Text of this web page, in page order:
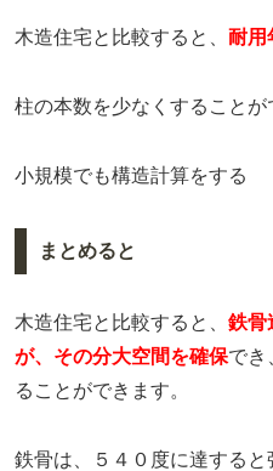
木造住宅と比較すると、 耐用
柱の本数を少なくすることが
小規模でも構造計算をする
まとめると
木造住宅と比較すると、 鉄骨
が、その分大空間を確保でき
ることができます。
鉄骨は、５４０度に達する